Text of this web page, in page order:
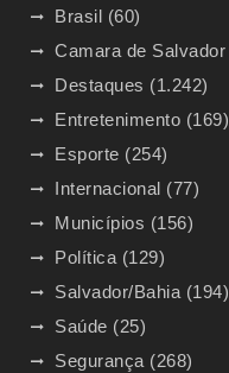
Brasil (60)
Camara de Salvador
Destaques (1.242)
Entretenimento (169)
Esporte (254)
Internacional (77)
Municípios (156)
Política (129)
Salvador/Bahia (194)
Saúde (25)
Segurança (268)